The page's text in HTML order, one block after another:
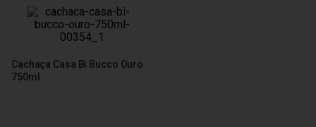
Cachaça Casa Bi Bucco Ouro
750ml